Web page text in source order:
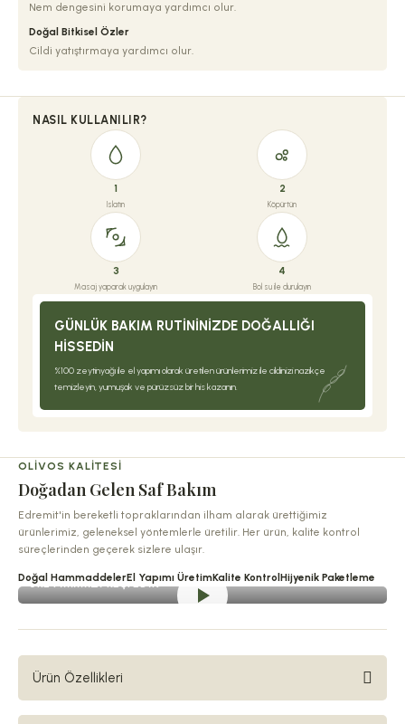
Nem dengesini korumaya yardımcı olur.
Doğal Bitkisel Özler
Cildi yatıştırmaya yardımcı olur.
NASIL KULLANILIR?
1
Islatın
2
Köpürtün
3
Masaj yaparak uygulayın
4
Bol su ile durulayın
GÜNLÜK BAKIM RUTININIZDE DOĞALLIĞI
HISSEDIN
%100 zeytinyağı ile el yapımı olarak üretilen ürünlerimiz ile cildinizi nazikçe
temizleyin, yumuşak ve pürüzsüz bir his kazanın.
OLIVOS KALITESI
Doğadan Gelen Saf Bakım
Edremit'in bereketli topraklarından ilham alarak ürettiğimiz
ürünlerimiz, geleneksel yöntemlerle üretilir. Her ürün, kalite kontrol
süreçlerinden geçerek sizlere ulaşır.
Doğal HammaddelerEl Yapımı ÜretimKalite Kontrol Hijyenik Paketleme
ÜRETIMIMIZI KEŞFEDIN
Ürün Özellikleri